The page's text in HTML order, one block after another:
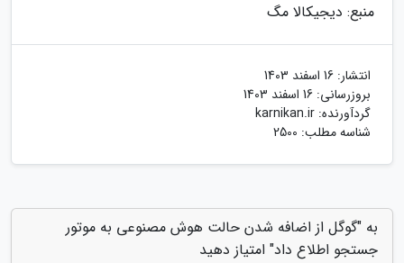
منبع: دیجیکالا مگ
انتشار: 16 اسفند 1403
بروزرسانی: 16 اسفند 1403
گردآورنده: karnikan.ir
شناسه مطلب: 2500
به "گوگل از اضافه شدن حالت هوش مصنوعی به موتور
جستجو اطلاع داد" امتیاز دهید